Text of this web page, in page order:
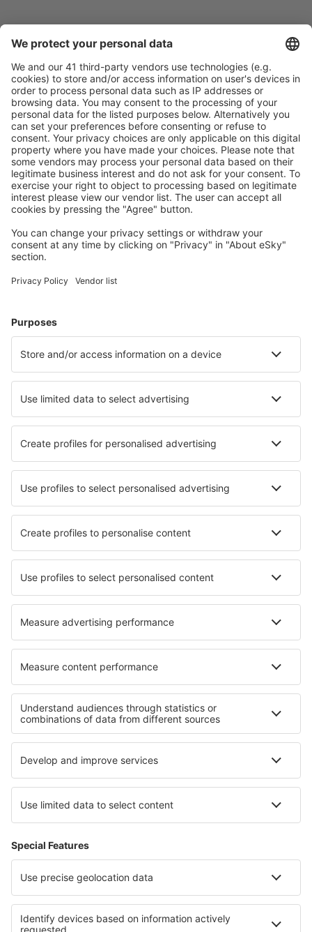
Bezproblémová rezervace s možností bezplatného
zrušení.
S námi ušetříte
Atraktivní ceny a speciální nabídky pro přihlášené
uživatele.
Ubytování dle vašeho gusta
Vyberte si z více než 1.3 milionu zařízení: hotelů,
apartmánů, chat a dalších.
Uživateli eSky nejčastěji hledané ubytování
Ubytování ve Velké Británii - Oblíbená města
Ubytování v Liverpoolu Ubytování v Birminghamu
Ubytování in Tenby Ubytování v Doncasteru
Ubytování in Newport Ubytování in Haverfordwest
Nejlepší ubytování - města
Ubytování in Deer River Ubytování in Greensburg
Ubytování in Fillmore Ubytování in Unterterzen
Ubytování in Grosotto Ubytování in Lacombe
Ubytování in Kamień Krajeński Ubytování in Bann
Nejlepší ubytování - regiony
Ubytování na Anglické riviéře
Ubytování v Great Yarmouthu Ubytování v Anglii
Ubytování ve Walesu Ubytování na Madeiře
Ubytování v Údolí monumentů Ubytování na Teplém pobřeží
Ubytování in Tyresta National Park Ubytování ve Vrace